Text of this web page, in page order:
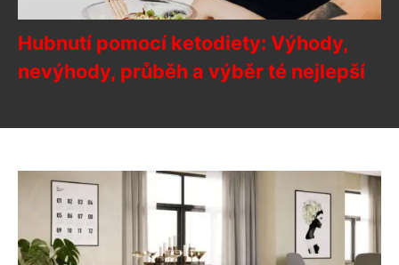
Hubnutí pomocí ketodiety: Výhody,
nevýhody, průběh a výběr té nejlepší